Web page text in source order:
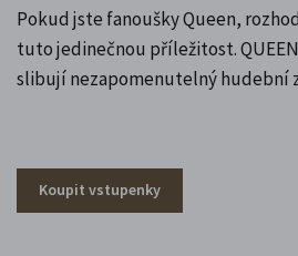
Pokud jste fanoušky Queen,
tuto jedinečnou příležitost.
slibují nezapomenutelný hudební
Koupit vstupenky